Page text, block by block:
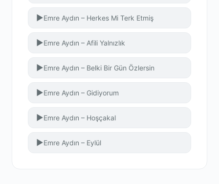
▶Emre Aydın – Herkes Mi Terk Etmiş
▶Emre Aydın – Afili Yalnızlık
▶Emre Aydın – Belki Bir Gün Özlersin
▶Emre Aydın – Gidiyorum
▶Emre Aydın – Hoşçakal
▶Emre Aydın – Eylül